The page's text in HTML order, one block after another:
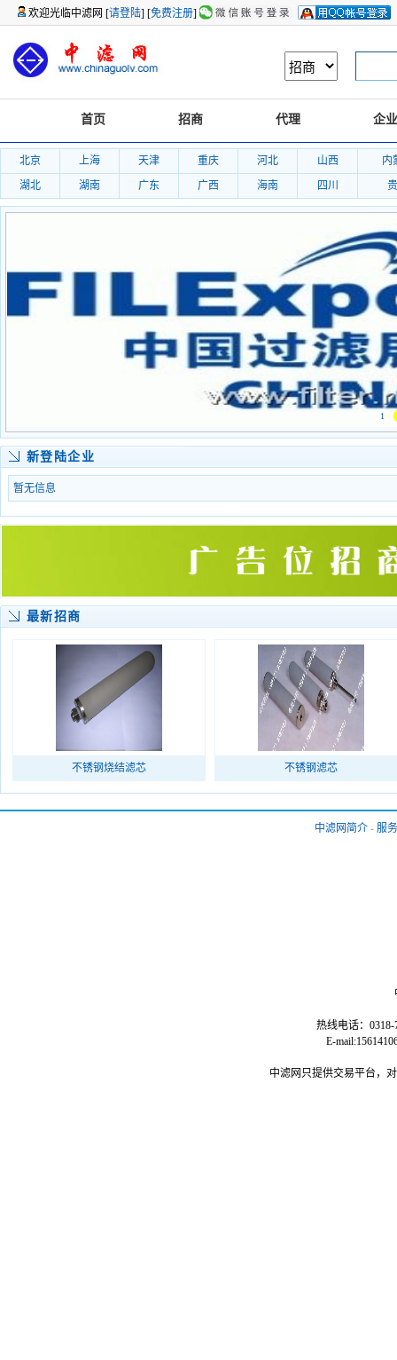
欢迎光临中滤网 [请登陆] [免费注册]
首页 招商 代理 企业
北京 上海 天津 重庆 河北 山西
内
湖北
湖南 广东 广西 海南 四川
1
新登陆企业
暂无信息
最新招商
不锈钢烧结滤芯 不锈钢滤芯
中滤网简介 - 服
热线电话：0318-
E-
中滤网只提供交易平台，